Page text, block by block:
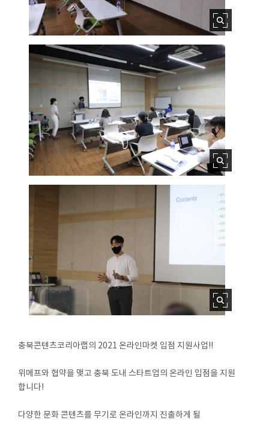
충북콘텐츠코리아랩의 2021 온라인마켓 입점 지원사업!!
위메프와 협약을 맺고 충북 도내 스타트업의 온라인 입점을 지원
합니다!
다양한 문화 콘텐츠를 무기로 온라인까지 진출하게 될